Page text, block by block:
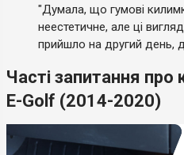
"Думала, що гумові
неестетичне, але ці
прийшло на другий день,
Часті запитання
E-Golf (2014-2020)